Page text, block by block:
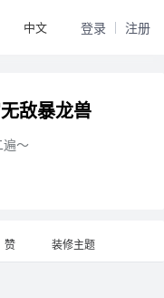
中文 登录 注册
敌暴龙兽
遍～
赞 装修主题